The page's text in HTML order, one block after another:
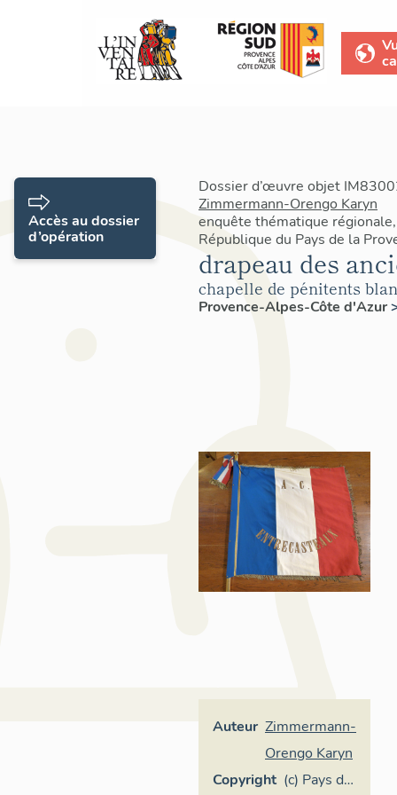
Dossier d’œuvre objet
Zimmermann-Orengo Karyn
enquête thématique
République du Pays de la
drapeau des
chapelle de pénitents
Provence-Alpes-Côte d'Azur
Auteur Zimmermann-
Orengo Karyn
Copyright (c) Pays de
Accès au dossier
d’opération